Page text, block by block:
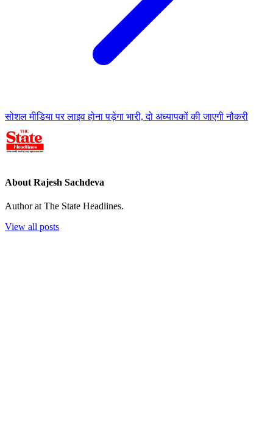
सोशल मीडिया पर लाइव होना पड़ेगा भारी, दो अध्यापकों की जाएगी नौकरी
About Rajesh Sachdeva
Author at The State Headlines.
View all posts